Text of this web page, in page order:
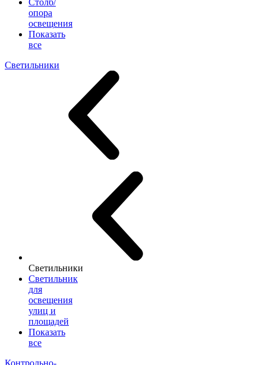
Столб/
опора
освещения
Показать
все
Светильники
Светильники
Светильник
для
освещения
улиц и
площадей
Показать
все